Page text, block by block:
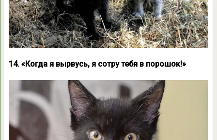
14. «Когда я вырвусь, я сотру тебя в порошок!»